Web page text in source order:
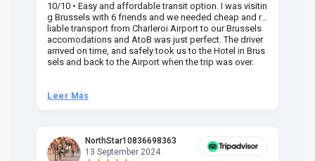
10/10 • Easy and affordable transit option. I was visitin
g Brussels with 6 friends and we needed cheap and re
liable transport from Charleroi Airport to our Brussels
accomodations and AtoB was just perfect. The driver
arrived on time, and safely took us to the Hotel in Brus
sels and back to the Airport when the trip was over.
Leer Más
NorthStar10836698363
13 September 2024